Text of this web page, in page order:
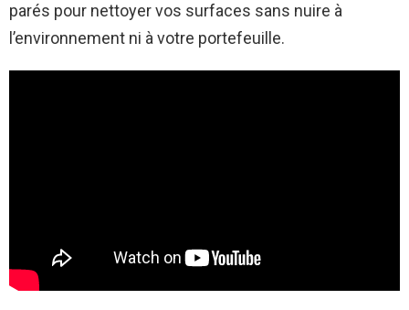
parés pour nettoyer vos surfaces sans nuire à
l’environnement ni à votre portefeuille.